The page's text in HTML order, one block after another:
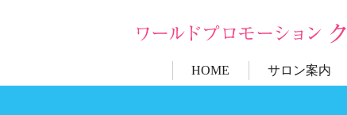
HOME サロン案内